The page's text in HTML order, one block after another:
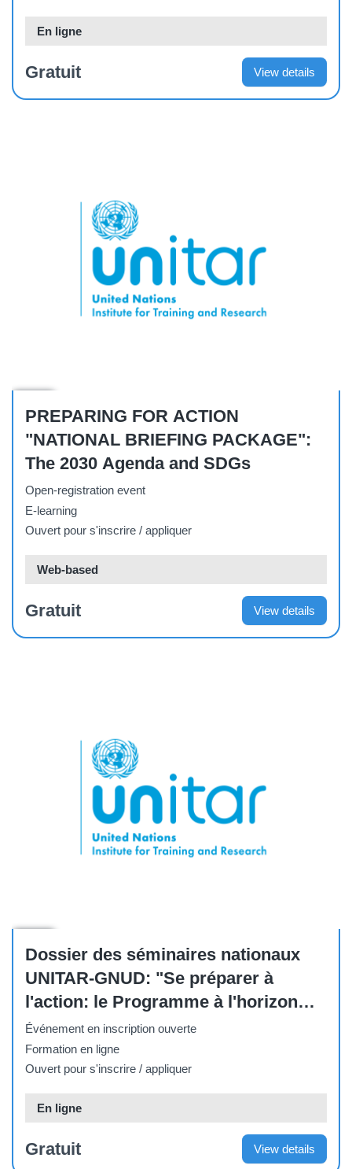
En ligne
Gratuit View details
PREPARING FOR ACTION
"NATIONAL BRIEFING PACKAGE":
The 2030 Agenda and SDGs
Open-registration event
E-learning
Ouvert pour s'inscrire / appliquer
Web-based
Gratuit View details
Dossier des séminaires nationaux
UNITAR-GNUD: "Se préparer à
l'action: le Programme à l'horizon
2030 et les ODD"
Événement en inscription ouverte
Formation en ligne
Ouvert pour s'inscrire / appliquer
En ligne
Gratuit View details